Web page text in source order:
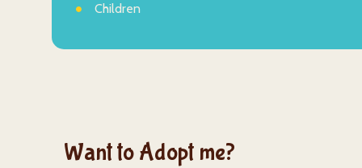
Children
Want to Adopt me?